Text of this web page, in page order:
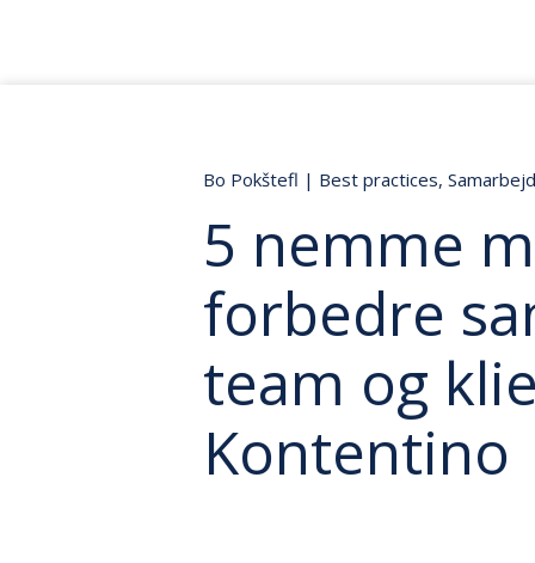
Bo Pokštefl | Best practices,
5 nemme
forbedre
team og
Kontentino